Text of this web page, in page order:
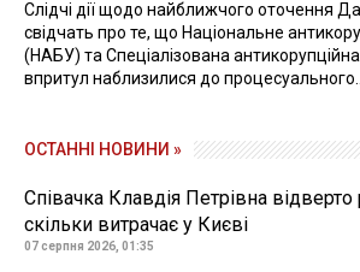
Слідчі дії щодо найближчого оточення
свідчать про те, що Національне
(НАБУ) та Спеціалізована
впритул наблизилися до процесуального...
ОСТАННІ НОВИНИ »
Співачка Клавдія Петрівна відверто
скільки витрачає у Києві
07 серпня 2026, 01:35